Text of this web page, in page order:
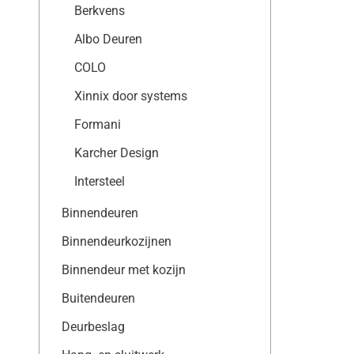
Berkvens
Albo Deuren
COLO
Xinnix door systems
Formani
Karcher Design
Intersteel
Binnendeuren
Binnendeurkozijnen
Binnendeur met kozijn
Buitendeuren
Deurbeslag